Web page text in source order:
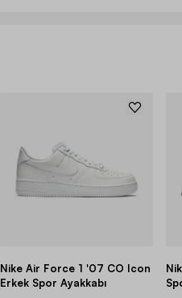
Nike Air Force 1 '07 CO Icon
Erkek Spor Ayakkabı